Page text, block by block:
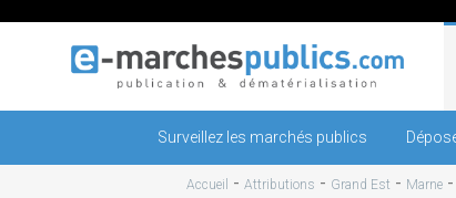
Surveillez les marchés publics
Accueil - Attributions - Grand Est - Marne -